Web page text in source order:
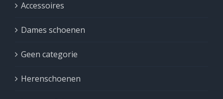
Accessoires
Dames schoenen
Geen categorie
Herenschoenen